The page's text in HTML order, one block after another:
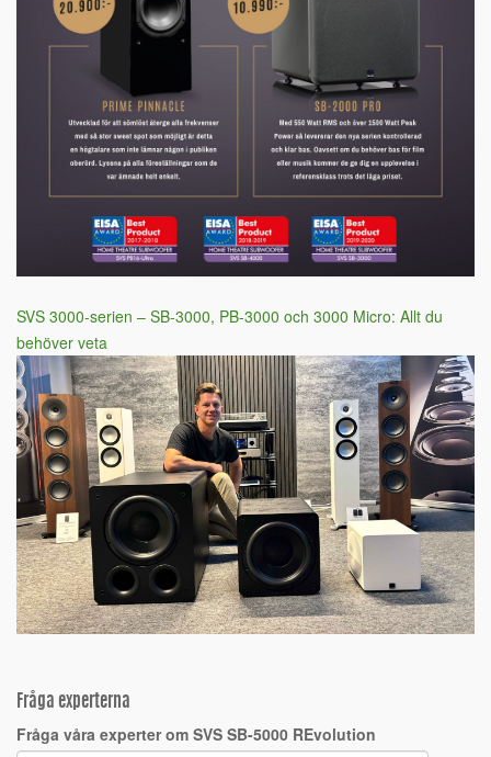
SVS 3000-serien – SB-3000, PB-3000 och 3000 Micro: Allt du
behöver veta
Fråga experterna
Fråga våra experter om SVS SB-5000 REvolution